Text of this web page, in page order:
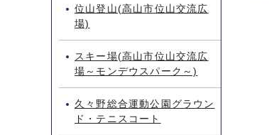
位山登山(高山市位山交流広
場)
スキー場(高山市位山交流広
場～モンデウスパーク～)
久々野総合運動公園グラウン
ド・テニスコート